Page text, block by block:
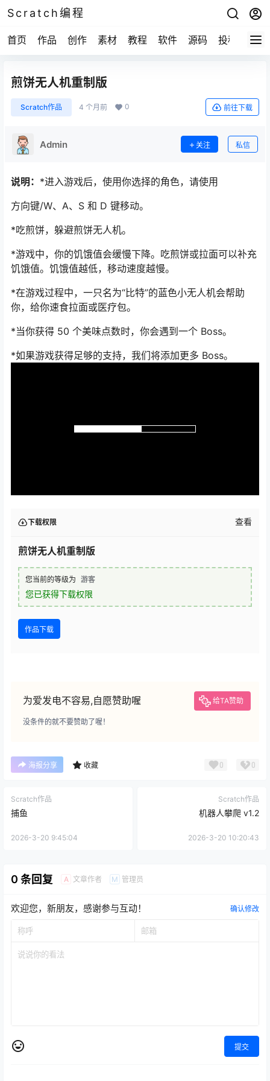
Scratch编程
首页 作品 创作 素材 教程 软件 源码 投稿 关于
煎饼无人机重制版
Scratch作品 4 个月前 0 前往下载
Admin 关注 私信
说明： *进入游戏后，使用你选择的角色，请使用
方向键/W、A、S 和 D 键移动。
*吃煎饼，躲避煎饼无人机。
*游戏中，你的饥饿值会缓慢下降。吃煎饼或拉面可以补充
饥饿值。饥饿值越低，移动速度越慢。
*在游戏过程中，一只名为“比特”的蓝色小无人机会帮助
你，给你速食拉面或医疗包。
*当你获得 50 个美味点数时，你会遇到一个 Boss。
*如果游戏获得足够的支持，我们将添加更多 Boss。
下载权限 查看
煎饼无人机重制版
您当前的等级为 游客
您已获得下载权限
作品下载
为爱发电不容易,自愿赞助喔 给TA赞助
没条件的就不要赞助了喔！
海报分享 收藏 0 0
Scratch作品
捕鱼
2026-3-20 9:45:04
Scratch作品
机器人攀爬 v1.2
2026-3-20 10:20:43
0 条回复 A 文章作者 M 管理员
欢迎您，新朋友，感谢参与互动！ 确认修改
提交